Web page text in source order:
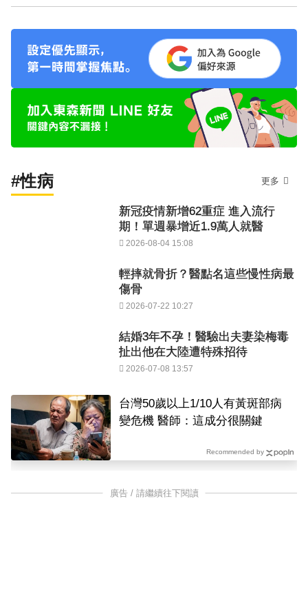
#性病 更多
新冠疫情新增62重症 進入流行
期！單週暴增近1.9萬人就醫
2026-08-04 15:08
輕摔就骨折？醫點名這些慢性病最
傷骨
2026-07-22 10:27
結婚3年不孕！醫驗出夫妻染梅毒
扯出他在大陸遭特殊招待
2026-07-08 13:57
台灣50歲以上1/10人有黃斑部病
變危機 醫師：這成分很關鍵
Recommended by
廣告 / 請繼續往下閱讀